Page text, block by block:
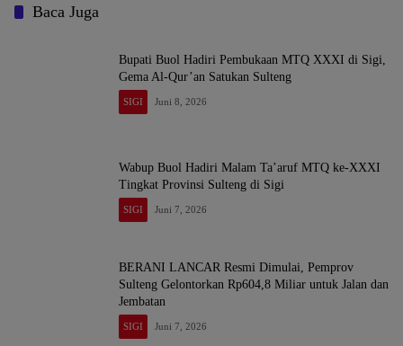
Baca Juga
Bupati Buol Hadiri Pembukaan MTQ XXXI di Sigi,
Gema Al-Qur’an Satukan Sulteng
SIGI Juni 8, 2026
Wabup Buol Hadiri Malam Ta’aruf MTQ ke-XXXI
Tingkat Provinsi Sulteng di Sigi
SIGI Juni 7, 2026
BERANI LANCAR Resmi Dimulai, Pemprov
Sulteng Gelontorkan Rp604,8 Miliar untuk Jalan dan
Jembatan
SIGI Juni 7, 2026